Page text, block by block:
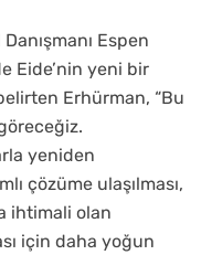
Espen
Eide’nin yeni bir
Erhürman, “Bu
yeniden
çözüme ulaşılması,
ihtimali olan
için daha yoğun